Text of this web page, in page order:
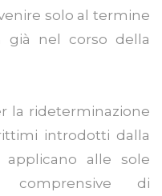
solo al termine
già nel corso della
la rideterminazione
introdotti dalla
applicano alle sole
comprensive di